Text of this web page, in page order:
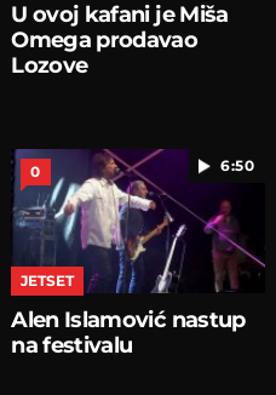
U ovoj kafani je Miša
Omega prodavao
Lozove
6:50
0
JETSET
Alen Islamović nastup
na festivalu